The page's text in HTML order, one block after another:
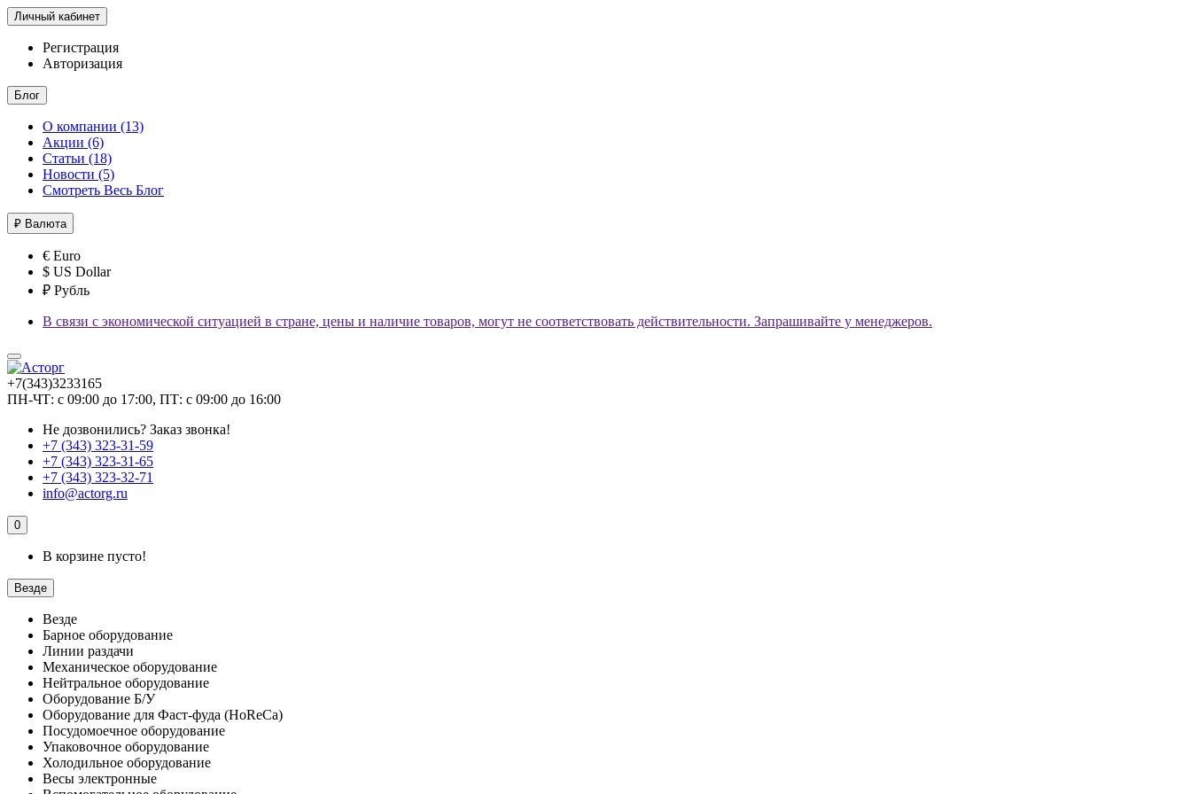
Личный кабинет
Регистрация
Авторизация
Блог
О компании (13)
Акции (6)
Статьи (18)
Новости (5)
Смотреть Весь Блог
₽ Валюта
€ Euro
$ US Dollar
₽ Рубль
В связи с экономической ситуацией в стране, цены и наличие товаров, могут не соответствовать действительности. Запрашивайте у менеджеров.
+7(343)3233165
ПН-ЧТ: с 09:00 до 17:00, ПТ: с 09:00 до 16:00
Не дозвонились? Заказ звонка!
+7 (343) 323-31-59
+7 (343) 323-31-65
+7 (343) 323-32-71
info@actorg.ru
0
В корзине пусто!
Везде
Везде
Барное оборудование
Линии раздачи
Механическое оборудование
Нейтральное оборудование
Оборудование Б/У
Оборудование для Фаст-фуда (HoReCa)
Посудомоечное оборудование
Упаковочное оборудование
Холодильное оборудование
Весы электронные